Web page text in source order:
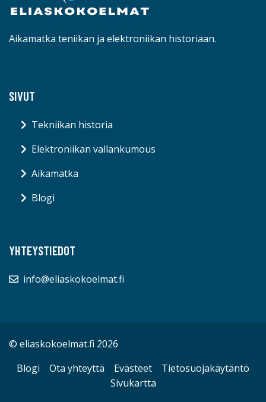
Aikamatka teniikan ja elektroniikan historiaan.
SIVUT
Tekniikan historia
Elektroniikan vallankumous
Aikamatka
Blogi
YHTEYSTIEDOT
info@eliaskokoelmat.fi
© eliaskokoelmat.fi 2026
Blogi
Ota yhteyttä Evästeet
Tietosuojakäytäntö
Sivukartta